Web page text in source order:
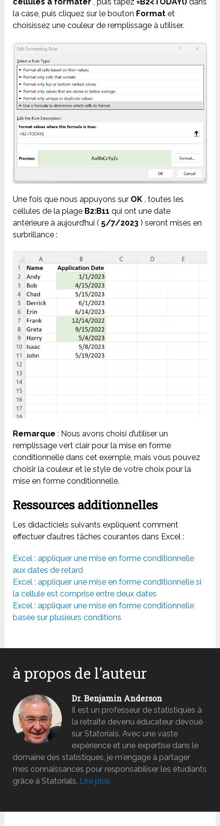
la case, puis cliquez sur le bouton Format et
choisissez une couleur de remplissage à utiliser.
Une fois que nous appuyons sur OK , toutes les
cellules de la plage B2:B11 qui ont une date
antérieure à aujourd’hui (5/7/2023 ) seront mises en
surbrillance :
Remarque : Nous avons choisi d’utiliser un
remplissage vert clair pour la mise en forme
conditionnelle dans cet exemple, mais vous pouvez
choisir la couleur et le style de votre choix pour la
mise en forme conditionnelle.
Ressources additionnelles
Les didacticiels suivants expliquent comment
effectuer d’autres tâches courantes dans Excel :
Excel : appliquer une mise en forme conditionnelle
aux dates de retard
Excel : appliquer une mise en forme conditionnelle si
la cellule est comprise entre deux dates
Excel : appliquer une mise en forme conditionnelle
basée sur plusieurs conditions
à propos de l'auteur
Dr. Benjamin Anderson
Il est un professeur de statistiques à
la retraite devenu éducateur dévoué
sur Statorials. Avec une vaste
expérience et une expertise dans le
domaine des statistiques, je m'engage à partager
mes connaissances pour responsabiliser les étudiants
grâce à Statorials. Lire plus